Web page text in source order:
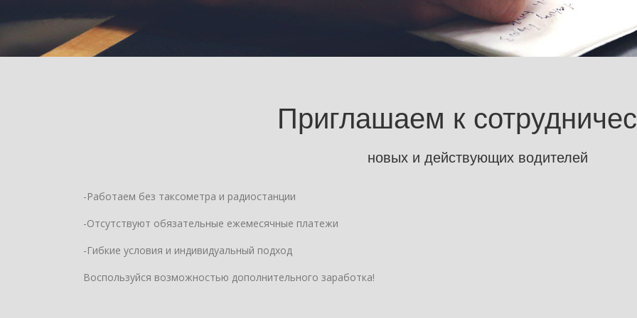
Приглашаем к
новых и действующих водителей
-Работаем без таксометра и радиостанции
-Отсутствуют обязательные ежемесячные платежи
-Гибкие условия и индивидуальный подход
Воспользуйся возможностью дополнительного заработка!